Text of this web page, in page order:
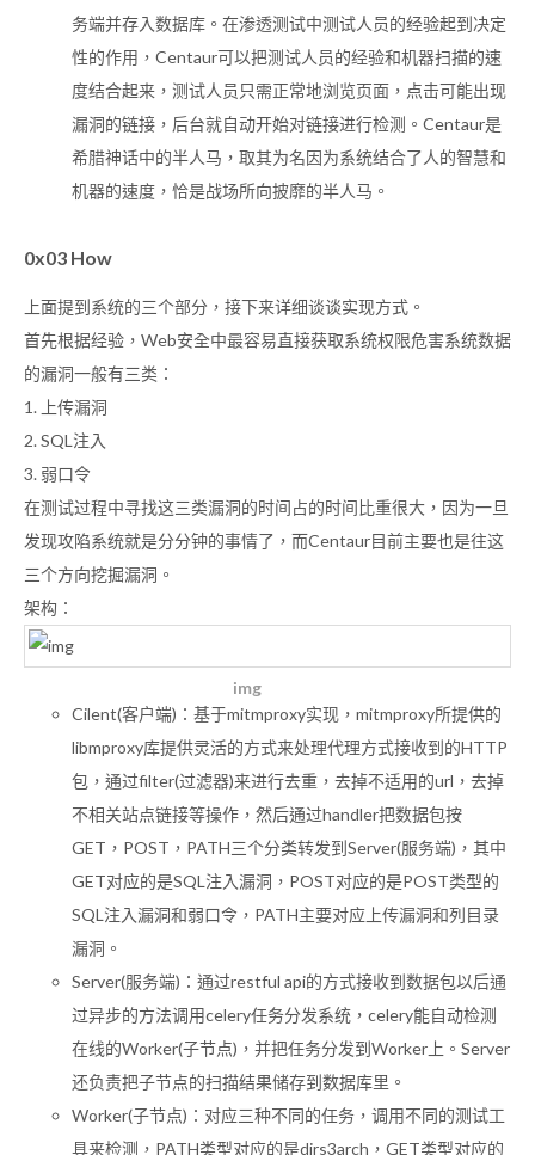
务端并存入数据库。在渗透测试中测试人员的经验起到决定
性的作用，Centaur可以把测试人员的经验和机器扫描的速
度结合起来，测试人员只需正常地浏览页面，点击可能出现
漏洞的链接，后台就自动开始对链接进行检测。Centaur是
希腊神话中的半人马，取其为名因为系统结合了人的智慧和
机器的速度，恰是战场所向披靡的半人马。
0x03 How
上面提到系统的三个部分，接下来详细谈谈实现方式。
首先根据经验，Web安全中最容易直接获取系统权限危害系统数据
的漏洞一般有三类：
1. 上传漏洞
2. SQL注入
3. 弱口令
在测试过程中寻找这三类漏洞的时间占的时间比重很大，因为一旦
发现攻陷系统就是分分钟的事情了，而Centaur目前主要也是往这
三个方向挖掘漏洞。
架构：
img
Cilent(客户端)：基于mitmproxy实现，mitmproxy所提供的
libmproxy库提供灵活的方式来处理代理方式接收到的HTTP
包，通过filter(过滤器)来进行去重，去掉不适用的url，去掉
不相关站点链接等操作，然后通过handler把数据包按
GET，POST，PATH三个分类转发到Server(服务端)，其中
GET对应的是SQL注入漏洞，POST对应的是POST类型的
SQL注入漏洞和弱口令，PATH主要对应上传漏洞和列目录
漏洞。
Server(服务端)：通过restful api的方式接收到数据包以后通
过异步的方法调用celery任务分发系统，celery能自动检测
在线的Worker(子节点)，并把任务分发到Worker上。Server
还负责把子节点的扫描结果储存到数据库里。
Worker(子节点)：对应三种不同的任务，调用不同的测试工
具来检测，PATH类型对应的是dirs3arch，GET类型对应的